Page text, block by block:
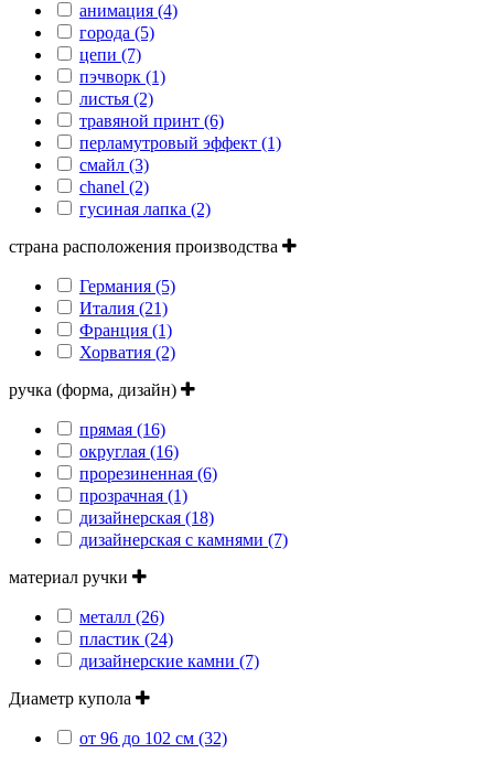
анимация (4)
города (5)
цепи (7)
пэчворк (1)
листья (2)
травяной принт (6)
перламутровый эффект (1)
смайл (3)
сhanel (2)
гусиная лапка (2)
страна расположения производства
Германия (5)
Италия (21)
Франция (1)
Хорватия (2)
ручка (форма, дизайн)
прямая (16)
округлая (16)
прорезиненная (6)
прозрачная (1)
дизайнерская (18)
дизайнерская с камнями (7)
материал ручки
металл (26)
пластик (24)
дизайнерские камни (7)
Диаметр купола
от 96 до 102 см (32)